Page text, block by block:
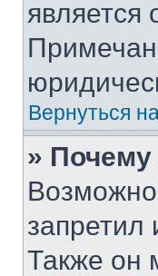
является
Вернуться
» Почему
запретил
Также он